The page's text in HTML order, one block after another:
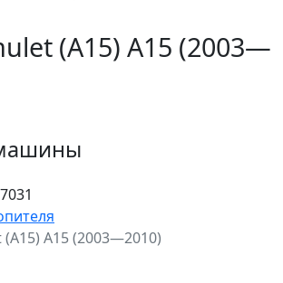
(A15) A15 (2003—
A15 (2003—2010)